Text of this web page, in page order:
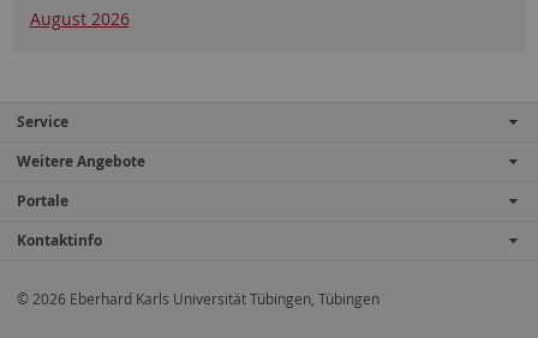
August 2026
Service
Weitere Angebote
Portale
Kontaktinfo
© 2026 Eberhard Karls Universität Tübingen, Tübingen